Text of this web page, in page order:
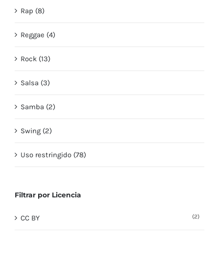
Rap (8)
Reggae (4)
Rock (13)
Salsa (3)
Samba (2)
Swing (2)
Uso restringido (78)
Filtrar por Licencia
CC BY (2)